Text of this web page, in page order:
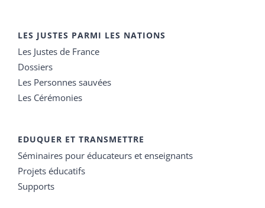
LES JUSTES PARMI LES NATIONS
Les Justes de France
Dossiers
Les Personnes sauvées
Les Cérémonies
EDUQUER ET TRANSMETTRE
Séminaires pour éducateurs et enseignants
Projets éducatifs
Supports